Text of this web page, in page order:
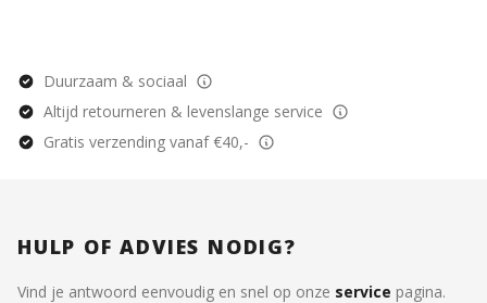
Duurzaam & sociaal
Altijd retourneren & levenslange service
Gratis verzending vanaf €40,-
HULP OF ADVIES NODIG?
Vind je antwoord eenvoudig en snel op onze service pagina.